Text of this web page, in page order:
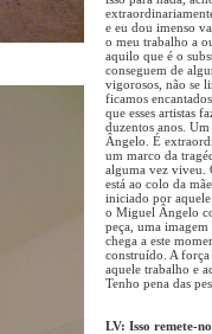
e eu dou imenso
o meu trabalho a
aquilo que é o
conseguem de
vigorosos, não se
ficamos
que esses artistas
duzentos anos.
Ângelo. É
um marco da
alguma vez
está ao colo da
iniciado por
o Miguel Ângelo
peça, uma
chega a este
construído. A força
aquele trabalho e
Tenho pena das
LV: Isso remete-